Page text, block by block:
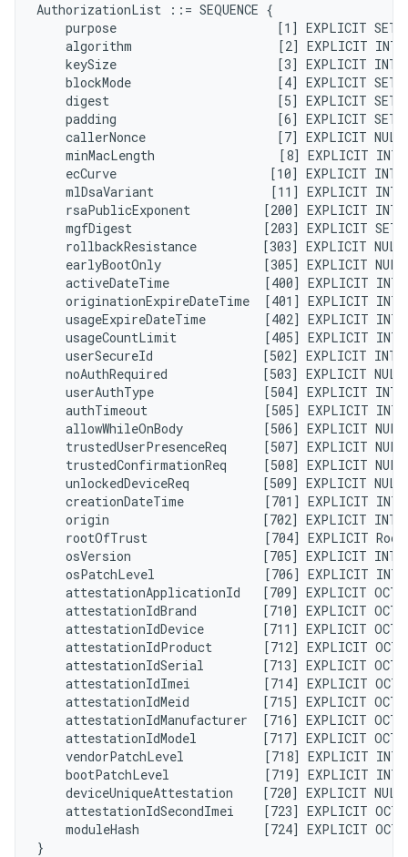
AuthorizationList ::= SEQUENCE {
purpose                      [1] EXPLICIT
algorithm                    [2] EXPLICIT
keySize                      [3] EXPLICIT
blockMode                    [4] EXPLICIT
digest                       [5] EXPLICIT
padding                      [6] EXPLICIT
callerNonce                  [7] EXPLICIT
minMacLength                 [8] EXPLICIT
ecCurve                     [10] EXPLICIT
mlDsaVariant                [11] EXPLICIT
rsaPublicExponent          [200] EXPLICIT
mgfDigest                  [203] EXPLICIT
rollbackResistance         [303] EXPLICIT
earlyBootOnly              [305] EXPLICIT
activeDateTime             [400] EXPLICIT
originationExpireDateTime  [401] EXPLICIT
usageExpireDateTime        [402] EXPLICIT
usageCountLimit            [405] EXPLICIT
userSecureId               [502] EXPLICIT
noAuthRequired             [503] EXPLICIT
userAuthType               [504] EXPLICIT
authTimeout                [505] EXPLICIT
allowWhileOnBody           [506] EXPLICIT
trustedUserPresenceReq     [507] EXPLICIT
trustedConfirmationReq     [508] EXPLICIT
unlockedDeviceReq          [509] EXPLICIT
creationDateTime           [701] EXPLICIT
origin                     [702] EXPLICIT
rootOfTrust                [704] EXPLICIT
osVersion                  [705] EXPLICIT
osPatchLevel               [706] EXPLICIT
attestationApplicationId   [709] EXPLICIT
attestationIdBrand         [710] EXPLICIT
attestationIdDevice        [711] EXPLICIT
attestationIdProduct       [712] EXPLICIT
attestationIdSerial        [713] EXPLICIT
attestationIdImei          [714] EXPLICIT
attestationIdMeid          [715] EXPLICIT
attestationIdManufacturer  [716] EXPLICIT
attestationIdModel         [717] EXPLICIT
vendorPatchLevel           [718] EXPLICIT
bootPatchLevel             [719] EXPLICIT
deviceUniqueAttestation    [720] EXPLICIT
attestationIdSecondImei    [723] EXPLICIT
moduleHash                 [724] EXPLICIT
}